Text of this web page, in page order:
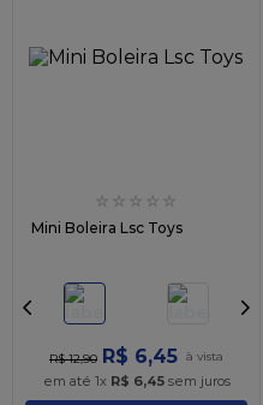
☆ ☆ ☆ ☆ ☆
Mini Boleira Lsc Toys
R$ 12,90 R$ 6,45
em até 1x R$ 6,45sem juros
10º chocolate